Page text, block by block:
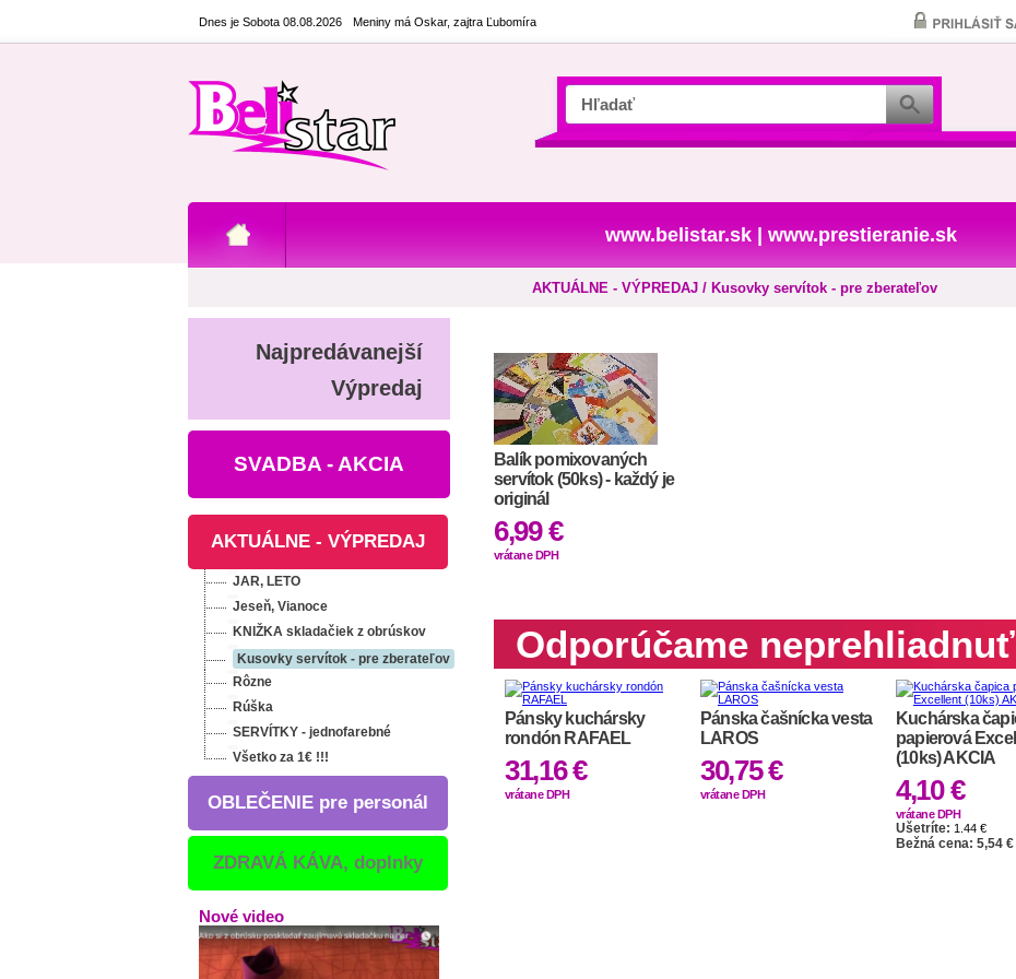
Dnes je Sobota 08.08.2026 Meniny má Oskar, zajtra Ľubomíra
www.belistar.sk| www.prestieranie.sk
AKTUÁLNE - VÝPREDAJ / Kusovky servítok - pre zberateľov
Najpredávanejší
Výpredaj
SVADBA - AKCIA
AKTUÁLNE - VÝPREDAJ
JAR, LETO
Jeseň, Vianoce
KNIŽKA skladačiek z obrúskov
Kusovky servítok - pre zberateľov
Rôzne
Rúška
SERVÍTKY - jednofarebné
Všetko za 1€ !!!
OBLEČENIE pre personál
ZDRAVÁ KÁVA, doplnky
Nové video
Balík pomixovaných
servítok (50ks) - každý je
originál
6,99 €
vrátane DPH
Odporúčame
Pánsky kuchársky
rondón NANO
27,06 €
košeľa FORTE
27,06 €
Pánsky kuchársky
rondón RAFAEL
31,16 €
vrátane DPH
Pánska čašnícka vesta
LAROS
30,75 €
vrátane DPH
Kuchárska
papierová
(10ks) AKCIA
4,10 €
vrátane DPH
Ušetríte: 1.44 €
Bežná cena: 5,54 €